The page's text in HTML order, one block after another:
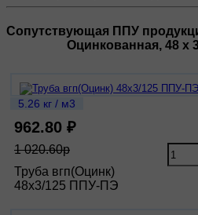
Сопутствующая ППУ
Оцинкованная, 48 х
5.26 кг / м3
962.80 ₽
1 020.60р
Труба вгп(Оцинк)
48х3/125 ППУ-ПЭ